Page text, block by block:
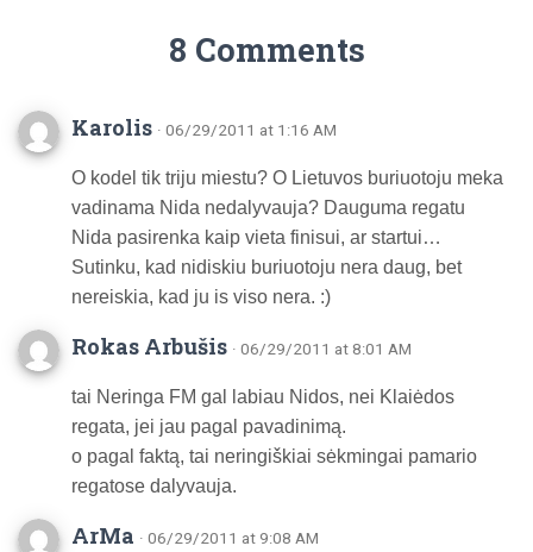
8 Comments
Karolis · 06/29/2011 at 1:16 AM
O kodel tik triju miestu? O Lietuvos buriuotoju meka
vadinama Nida nedalyvauja? Dauguma regatu
Nida pasirenka kaip vieta finisui, ar startui…
Sutinku, kad nidiskiu buriuotoju nera daug, bet
nereiskia, kad ju is viso nera. :)
Rokas Arbušis · 06/29/2011 at 8:01 AM
tai Neringa FM gal labiau Nidos, nei Klaiėdos
regata, jei jau pagal pavadinimą.
o pagal faktą, tai neringiškiai sėkmingai pamario
regatose dalyvauja.
ArMa · 06/29/2011 at 9:08 AM